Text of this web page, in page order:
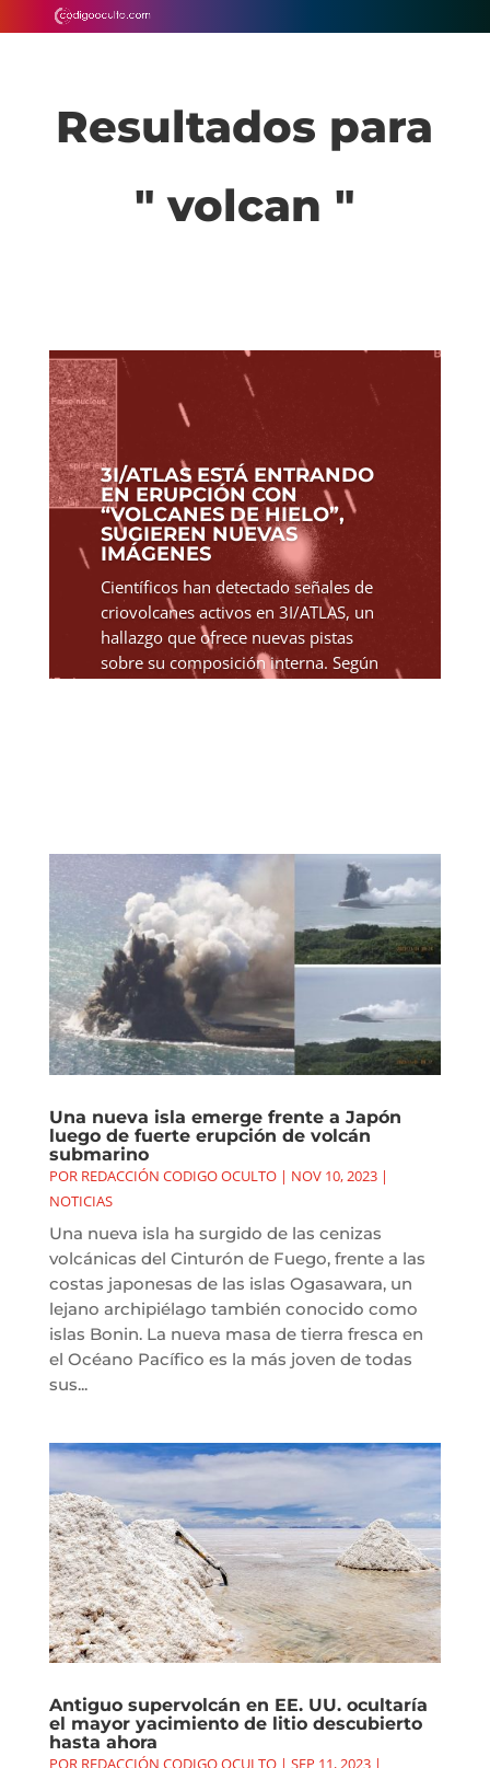
Resultados para
" volcan "
3I/ATLAS ESTÁ ENTRANDO
EN ERUPCIÓN CON
“VOLCANES DE HIELO”,
SUGIEREN NUEVAS
IMÁGENES
Científicos han detectado señales de
criovolcanes activos en 3I/ATLAS, un
hallazgo que ofrece nuevas pistas
sobre su composición interna. Según
Una nueva isla emerge frente a Japón
luego de fuerte erupción de volcán
submarino
POR REDACCIÓN CODIGO OCULTO| NOV 10, 2023|
NOTICIAS
Una nueva isla ha surgido de las cenizas
volcánicas del Cinturón de Fuego, frente a las
costas japonesas de las islas Ogasawara, un
lejano archipiélago también conocido como
islas Bonin. La nueva masa de tierra fresca en
el Océano Pacífico es la más joven de todas
sus...
Antiguo supervolcán en EE. UU. ocultaría
el mayor yacimiento de litio descubierto
hasta ahora
POR REDACCIÓN CODIGO OCULTO| SEP 11, 2023|